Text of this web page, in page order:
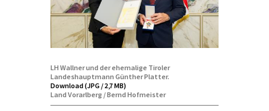
LH Wallner und der ehemalige Tiroler
Landeshauptmann Günther Platter.
Download (JPG / 2,7 MB)
Land Vorarlberg / Bernd Hofmeister